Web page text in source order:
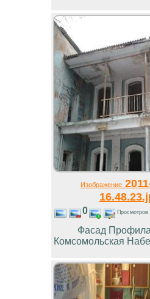
Изображение
0 Просмотров
Фасад
Комсомольская